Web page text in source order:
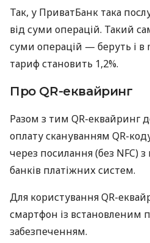
Так, у ПриватБанк така
від суми операцій. Такий
суми операцій — беруть і в
тариф становить 1,2%.
Про QR-еквайринг
Разом з тим QR-еквайринг
оплату скануванням QR-
через посилання (без NFC)
банків платіжних систем.
Для користування QR-
смартфон із встановленим
забезпеченням.